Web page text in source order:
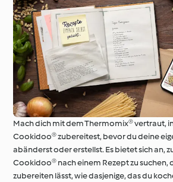
Mach dich mit dem Thermomix® vertraut,
Cookidoo® zubereitest, bevor du deine
abänderst oder erstellst. Es bietet sich an,
Cookidoo® nach einem Rezept zu suchen,
zubereiten lässt, wie dasjenige, das du